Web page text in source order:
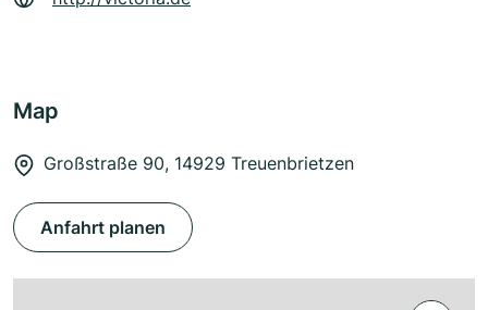
Map
Großstraße 90, 14929 Treuenbrietzen
Anfahrt planen